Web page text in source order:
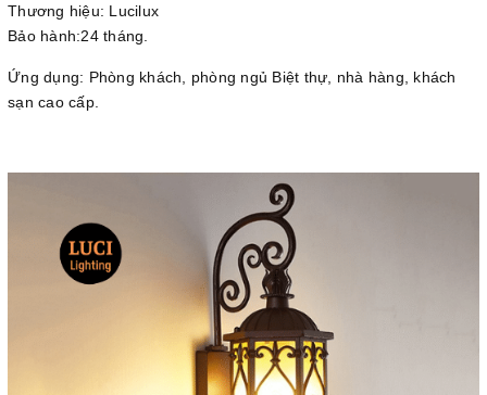
Thương hiệu: Lucilux
Bảo hành:24 tháng.
Ứng dụng: Phòng khách, phòng ngủ Biệt thự, nhà hàng, khách
sạn cao cấp.